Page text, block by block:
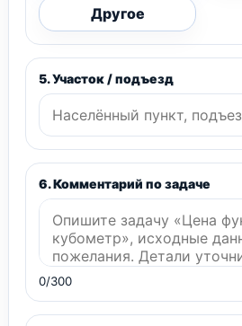
Другое
5. Участок / подъезд
6. Комментарий по задаче
0/300